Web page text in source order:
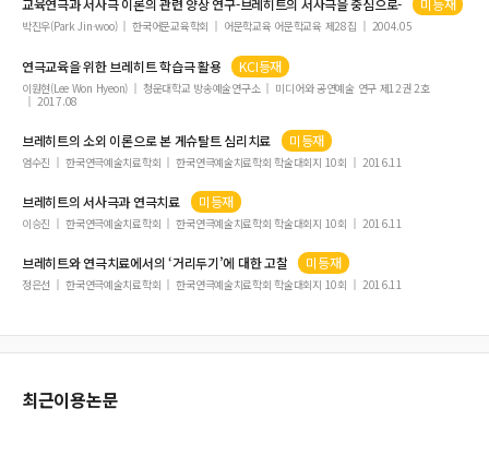
교육연극과 서사극 이론의 관련 양상 연구-브레히트의 서사극을 중심으로- 미등재
박진우(Park Jin-woo) 한국어문교육학회 어문학교육 어문학교육 제28집 2004.05
연극교육을 위한 브레히트학습극 활용 KCI등재
이원현(Lee Won Hyeon) 청운대학교 방송예술연구소
미디어와 공연예술 연구 제12권 2호
2017.08
브레히트의 소외 이론으로 본 게슈탈트 심리치료 미등재
엄수진 한국연극예술치료학회 한국연극예술치료학회 학술대회지 10회 2016.11
브레히트의 서사극과 연극치료 미등재
이승진 한국연극예술치료학회 한국연극예술치료학회 학술대회지 10회 2016.11
브레히트와 연극치료에서의 ‘거리두기’에 대한 고찰 미등재
정은선 한국연극예술치료학회 한국연극예술치료학회 학술대회지 10회 2016.11
최근이용논문